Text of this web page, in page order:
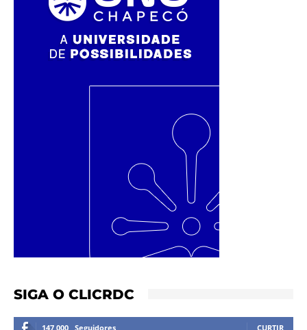
SIGA O CLICRDC
147,000 Seguidores CURTIR